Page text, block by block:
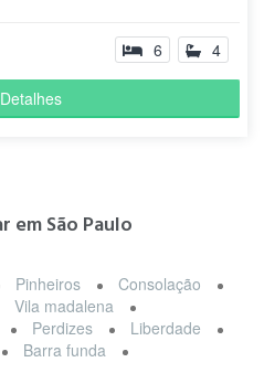
6 4
em São Paulo
Pinheiros
Consolação
Vila madalena
Perdizes
Liberdade
Barra funda